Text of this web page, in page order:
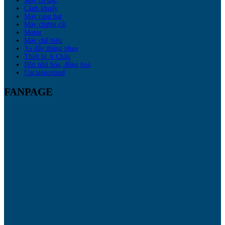
Cánh khuấy
Máy rang hạt
Máy chưng cất
Motor
Máy chế biến
Xe đẩy thùng phuy
Thiết bị Á Châu
Bồn nhũ hóa, đồng hoá
Uncategorized
FANPAGE